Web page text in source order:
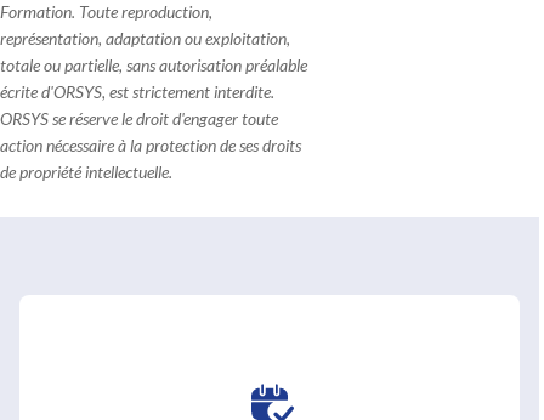
Formation. Toute reproduction,
représentation, adaptation ou exploitation,
totale ou partielle, sans autorisation préalable
écrite d'ORSYS, est strictement interdite.
ORSYS se réserve le droit d'engager toute
action nécessaire à la protection de ses droits
de propriété intellectuelle.